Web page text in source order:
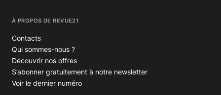
À PROPOS DE REVUE21
Contacts
Qui sommes-nous ?
Découvrir nos offres
S’abonner gratuitement à notre newsletter
Voir le dernier numéro